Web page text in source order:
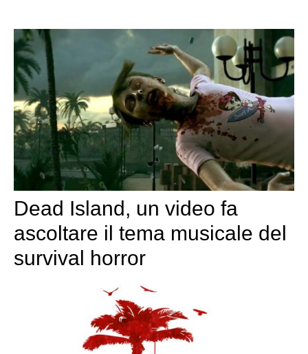
Dead Island, un video fa
ascoltare il tema musicale del
survival horror